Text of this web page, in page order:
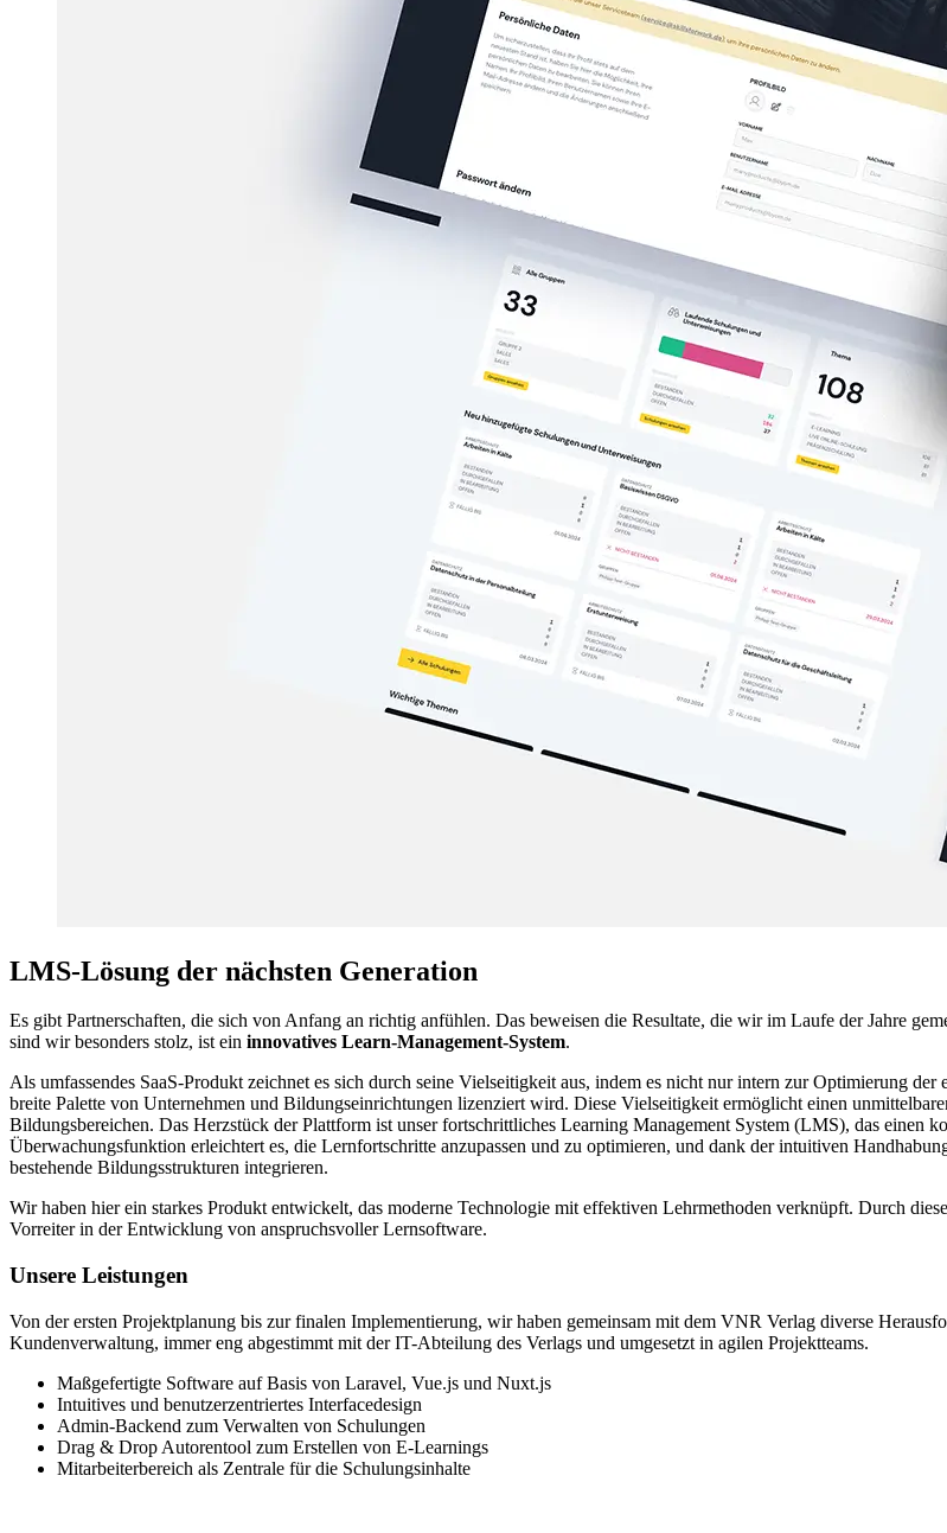
LMS-Lösung der nächsten Generation
Es gibt Partnerschaften, die sich von Anfang an richtig anfühlen. Das beweisen die Resultate, die wir im Laufe der Jahre
sind wir besonders stolz, ist ein innovatives Learn-Management-System.
Als umfassendes SaaS-Produkt zeichnet es sich durch seine Vielseitigkeit aus, indem es nicht nur intern zur Optimierung
breite Palette von Unternehmen und Bildungseinrichtungen lizenziert wird. Diese Vielseitigkeit ermöglicht einen
Bildungsbereichen. Das Herzstück der Plattform ist unser fortschrittliches Learning Management System (LMS), das einen
Überwachungsfunktion erleichtert es, die Lernfortschritte anzupassen und zu optimieren, und dank der intuitiven
bestehende Bildungsstrukturen integrieren.
Wir haben hier ein starkes Produkt entwickelt, das moderne Technologie mit effektiven Lehrmethoden verknüpft. Durch
Vorreiter in der Entwicklung von anspruchsvoller Lernsoftware.
Unsere Leistungen
Von der ersten Projektplanung bis zur finalen Implementierung, wir haben gemeinsam mit dem VNR Verlag diverse
Kundenverwaltung, immer eng abgestimmt mit der IT-Abteilung des Verlags und umgesetzt in agilen Projektteams.
Maßgefertigte Software auf Basis von Laravel, Vue.js und Nuxt.js
Intuitives und benutzerzentriertes Interfacedesign
Admin-Backend zum Verwalten von Schulungen
Drag & Drop Autorentool zum Erstellen von E-Learnings
Mitarbeiterbereich als Zentrale für die Schulungsinhalte